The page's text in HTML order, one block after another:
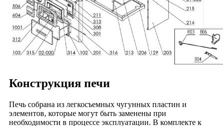
Конструкция печи
Печь собрана из легкосъемных чугунных пластин и
элементов, которые могут быть заменены при
необходимости в процессе эксплуатации. В комплекте к